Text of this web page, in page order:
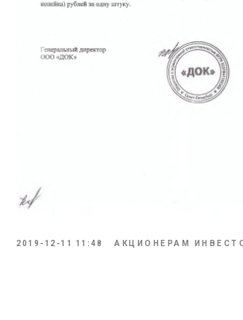
2019-12-11 11:48 АКЦИОНЕРАМ